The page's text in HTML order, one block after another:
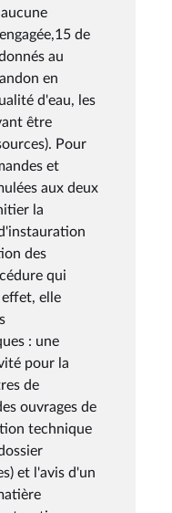
de
au
en
d'eau, les
être
Pour
et
aux deux
la
des
qui
elle
: une
pour la
de
ouvrages de
technique
et l'avis d'un